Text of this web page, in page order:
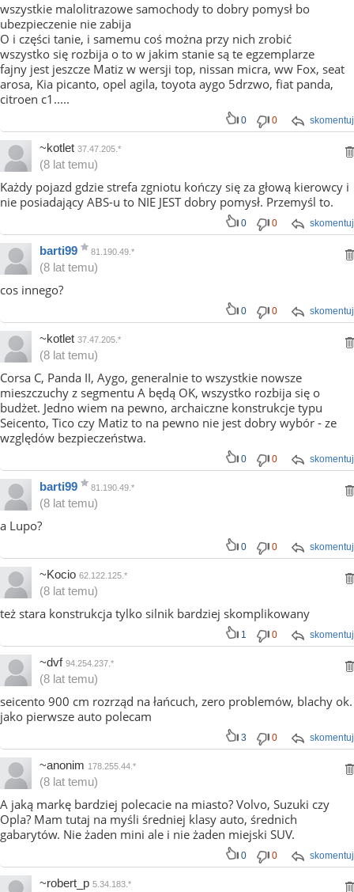
wszystkie malolitrazowe samochody to dobry pomysł bo
ubezpieczenie nie zabija
O i części tanie, i samemu coś można przy nich zrobić
wszystko się rozbija o to w jakim stanie są te egzemplarze
fajny jest jeszcze Matiz w wersji top, nissan micra, ww Fox, seat
arosa, Kia picanto, opel agila, toyota aygo 5drzwo, fiat panda,
citroen c1.....
skomentuj
0 0
~kotlet 37.47.205.*
(8 lat temu)
Każdy pojazd gdzie strefa zgniotu kończy się za głową kierowcy i
nie posiadający ABS-u to NIE JEST dobry pomysł. Przemyśl to.
skomentuj
0 0
barti99 81.190.49.*
(8 lat temu)
cos innego?
skomentuj
0 0
~kotlet 37.47.205.*
(8 lat temu)
Corsa C, Panda II, Aygo, generalnie to wszystkie nowsze
mieszczuchy z segmentu A będą OK, wszystko rozbija się o
budżet. Jedno wiem na pewno, archaiczne konstrukcje typu
Seicento, Tico czy Matiz to na pewno nie jest dobry wybór - ze
względów bezpieczeństwa.
skomentuj
0 0
barti99 81.190.49.*
(8 lat temu)
a Lupo?
skomentuj
0 0
~Kocio 62.122.125.*
(8 lat temu)
też stara konstrukcja tylko silnik bardziej skomplikowany
skomentuj
1 0
~dvf 94.254.237.*
(8 lat temu)
seicento 900 cm rozrząd na łańcuch, zero problemów, blachy ok.
jako pierwsze auto polecam
skomentuj
3 0
~anonim 178.255.44.*
(8 lat temu)
A jaką markę bardziej polecacie na miasto? Volvo, Suzuki czy
Opla? Mam tutaj na myśli średniej klasy auto, średnich
gabarytów. Nie żaden mini ale i nie żaden miejski SUV.
skomentuj
0 0
~robert_p 5.34.183.*